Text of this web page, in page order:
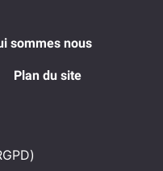
sommes nous
Plan du site